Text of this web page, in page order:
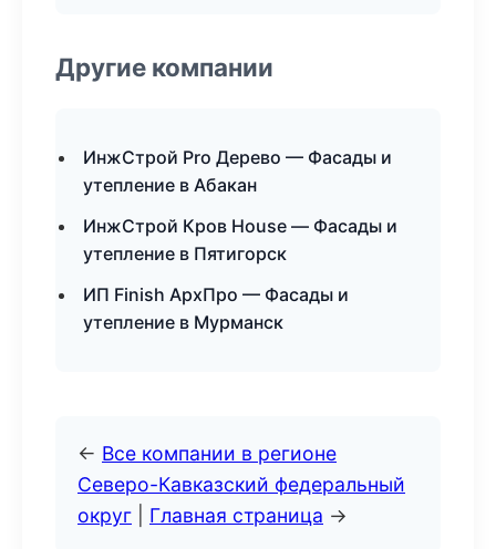
Другие компании
ИнжСтрой Pro Дерево — Фасады и
утепление в Абакан
ИнжСтрой Кров House — Фасады и
утепление в Пятигорск
ИП Finish АрхПро — Фасады и
утепление в Мурманск
← Все компании в регионе
Северо-Кавказский федеральный
округ
Главная страница →